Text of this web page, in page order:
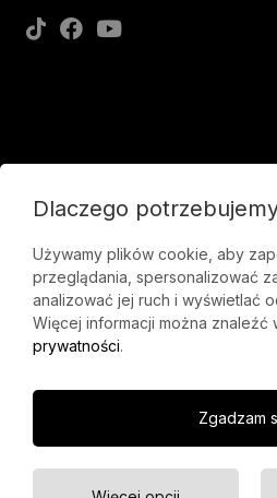
Polityka prywatności
Dlaczego
Używamy plików cookie, aby
przeglądania, spersonalizować
analizować jej ruch i wyświetlać
Więcej informacji można znaleźć
prywatności.
Zgadzam